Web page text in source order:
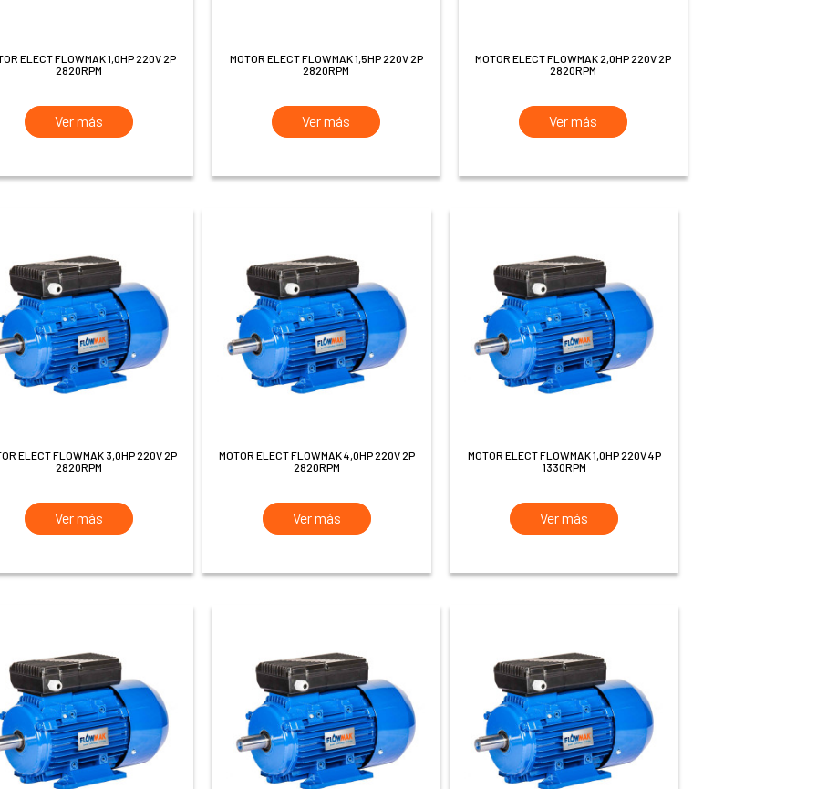
2820RPM
Ver más
MOTOR ELECT FLOWMAK 1,5HP 220V 2P
2820RPM
Ver más
MOTOR ELECT FLOWMAK 2,0HP 220V 2P
2820RPM
Ver más
2820RPM
Ver más
MOTOR ELECT FLOWMAK 4,0HP 220V 2P
2820RPM
Ver más
MOTOR ELECT FLOWMAK 1,0HP 220V 4P
1330RPM
Ver más